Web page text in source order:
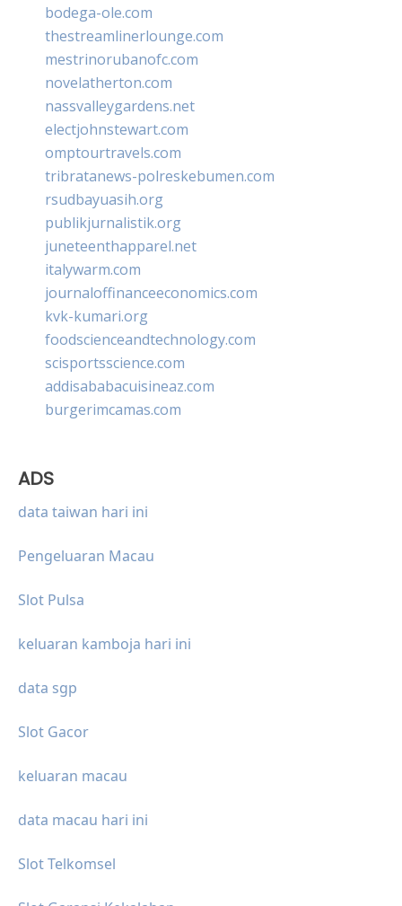
bodega-ole.com
thestreamlinerlounge.com
mestrinorubanofc.com
novelatherton.com
nassvalleygardens.net
electjohnstewart.com
omptourtravels.com
tribratanews-polreskebumen.com
rsudbayuasih.org
publikjurnalistik.org
juneteenthapparel.net
italywarm.com
journaloffinanceeconomics.com
kvk-kumari.org
foodscienceandtechnology.com
scisportsscience.com
addisababacuisineaz.com
burgerimcamas.com
ADS
data taiwan hari ini
Pengeluaran Macau
Slot Pulsa
keluaran kamboja hari ini
data sgp
Slot Gacor
keluaran macau
data macau hari ini
Slot Telkomsel